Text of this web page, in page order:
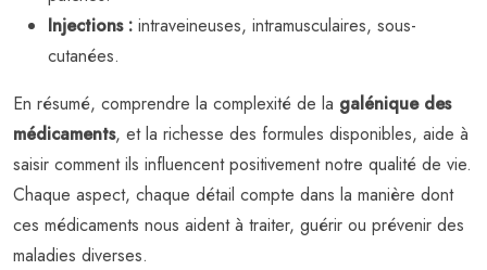
Injections : intraveineuses, intramusculaires, sous-
cutanées.
En résumé, comprendre la complexité de la galénique des
médicaments, et la richesse des formules disponibles, aide à
saisir comment ils influencent positivement notre qualité de vie.
Chaque aspect, chaque détail compte dans la manière dont
ces médicaments nous aident à traiter, guérir ou prévenir des
maladies diverses.